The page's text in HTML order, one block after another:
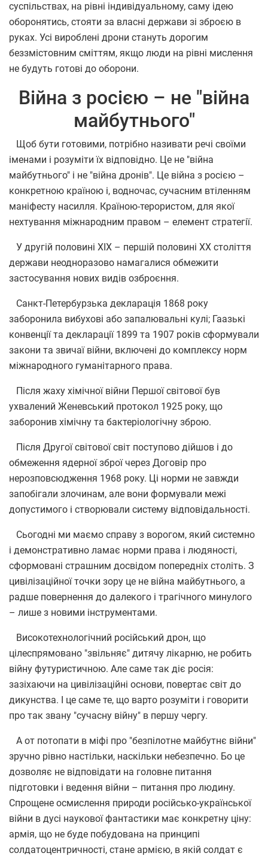
суспільствах, на рівні індивідуальному, саму ідею
оборонятись, стояти за власні держави зі зброєю в
руках. Усі вироблені дрони стануть дорогим
беззмістовним сміттям, якщо люди на рівні мислення
не будуть готові до оборони.
Війна з росією – не "війна
майбутнього"
Щоб бути готовими, потрібно називати речі своїми
іменами і розуміти їх відповідно. Це не "війна
майбутнього" і не "війна дронів". Це війна з росією –
конкретною країною і, водночас, сучасним втіленням
маніфесту насилля. Країною-терористом, для якої
нехтування міжнародним правом – елемент стратегії.
У другій половині XIX – першій половині XX століття
держави неодноразово намагалися обмежити
застосування нових видів озброєння.
Санкт-Петербурзька декларація 1868 року
заборонила вибухові або запалювальні кулі; Гаазькі
конвенції та декларації 1899 та 1907 років сформували
закони та звичаї війни, включені до комплексу норм
міжнародного гуманітарного права.
Після жаху хімічної війни Першої світової був
ухвалений Женевський протокол 1925 року, що
заборонив хімічну та бактеріологічну зброю.
Після Другої світової світ поступово дійшов і до
обмеження ядерної зброї через Договір про
нерозповсюдження 1968 року. Ці норми не завжди
запобігали злочинам, але вони формували межі
допустимого і створювали систему відповідальності.
Сьогодні ми маємо справу з ворогом, який системно
і демонстративно ламає норми права і людяності,
сформовані страшним досвідом попередніх століть. З
цивілізаційної точки зору це не війна майбутнього, а
радше повернення до далекого і трагічного минулого
– лише з новими інструментами.
Високотехнологічний російський дрон, що
цілеспрямовано "звільняє" дитячу лікарню, не робить
війну футуристичною. Але саме так діє росія:
зазіхаючи на цивілізаційні основи, повертає світ до
дикунства. І це саме те, що варто розуміти і говорити
про так звану "сучасну війну" в першу чергу.
А от потопати в міфі про "безпілотне майбутнє війни"
зручно рівно настільки, наскільки небезпечно. Бо це
дозволяє не відповідати на головне питання
підготовки і ведення війни – питання про людину.
Спрощене осмислення природи російсько-української
війни в дусі наукової фантастики має конкретну ціну:
армія, що не буде побудована на принципі
солдатоцентричності, стане армією, в якій солдат є